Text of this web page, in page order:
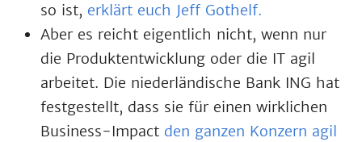
so ist, erklärt euch Jeff Gothelf.
Aber es reicht eigentlich nicht, wenn nur
die Produktentwicklung oder die IT agil
arbeitet. Die niederländische Bank ING hat
festgestellt, dass sie für einen wirklichen
Business-Impact den ganzen Konzern agil